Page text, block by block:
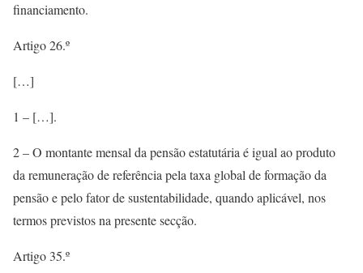
financiamento.
Artigo 26.º
[…]
1 – […].
2 – O montante mensal da pensão estatutária é igual ao produto
da remuneração de referência pela taxa global de formação da
pensão e pelo fator de sustentabilidade, quando aplicável, nos
termos previstos na presente secção.
Artigo 35.º